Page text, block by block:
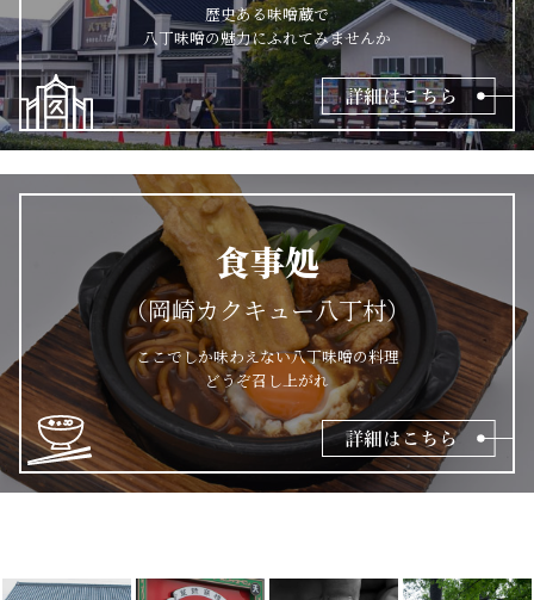
歴史ある味噌蔵で
八丁味噌の魅力にふれてみませんか
食事処
（岡崎カクキュー八丁村）
ここでしか味わえない八丁味噌の料理
どうぞ召し上がれ